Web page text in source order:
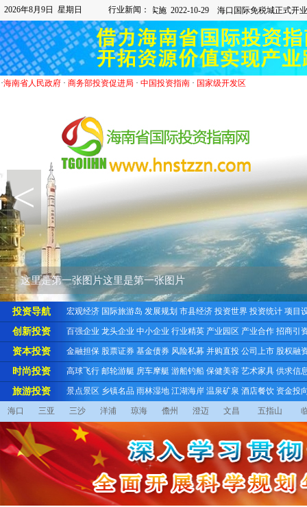
2026年8月9日 星期日 行业新闻：
·海南省人民政府· 商务部投资促进局 · 中国投资指南· 国家级开发区
这里是第一张图片这里是第一张图片
<
投资导航 宏观经济 国际旅游岛 发展规划 市县经济 投资世界 投资统计 项目
创新投资 百强企业 龙头企业 中小企业 行业精英 产业园区 产业合作 招商引
资本投资 金融担保 股票证券 基金债券 风险私募 并购直投 公司上市 股权融
时尚投资 高球飞行 邮轮游艇 房车摩艇 游船钓船 保健美容 艺术家具 供求信
旅游投资 景点景区 乡镇名品 雨林湿地 江湖海岸 温泉矿泉 酒店餐饮 资金投
海口 三亚 三沙 洋浦 琼海 儋州 澄迈 文昌 五指山